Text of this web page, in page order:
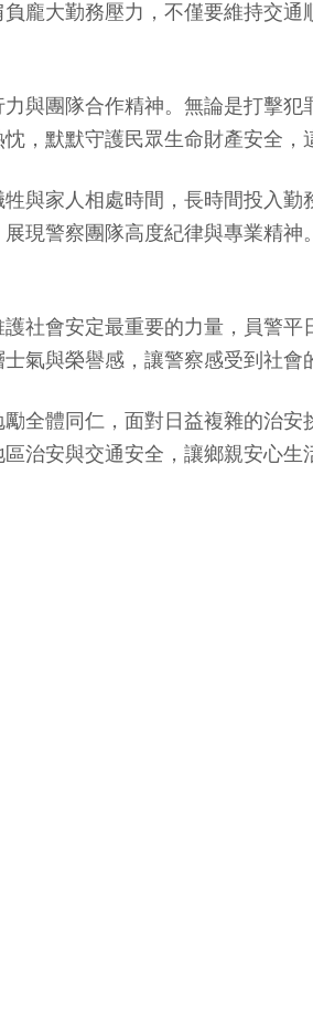
龐大勤務壓力，不僅要維持交
與團隊合作精神。無論是打擊
，默默守護民眾生命財產安全，
與家人相處時間，長時間投入
現警察團隊高度紀律與專業精
社會安定最重要的力量，員警
氣與榮譽感，讓警察感受到社會
全體同仁，面對日益複雜的治
治安與交通安全，讓鄉親安心生